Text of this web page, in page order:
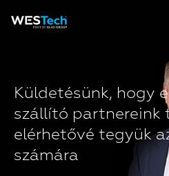
Küldetésünk, hogy
szállító partnereink
elérhetővé tegyük
számára